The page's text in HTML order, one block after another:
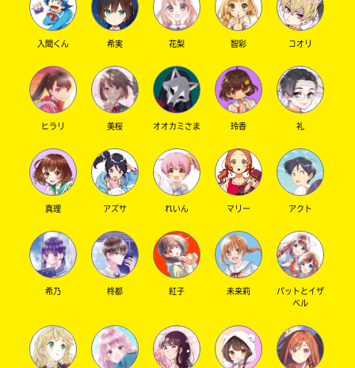
キーワードから探す
SNSでシェアする
入間くん 希実 花梨 智彩 コオリ
ヒラリ 美桜 オオカミさま 玲香 礼
真理 アズサ れいん マリー アクト
希乃 柊都 紅子 未来莉
パットとイザ
ベル